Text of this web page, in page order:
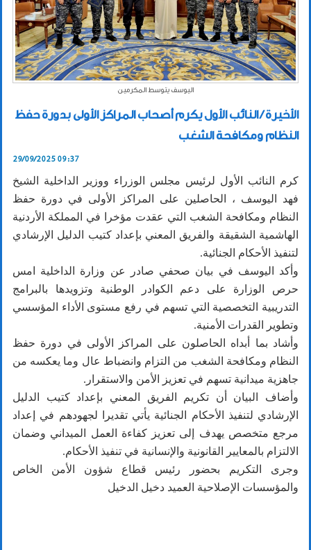
اليوسف يتوسط المكرمين
الأخيرة / النائب الأول يكرم أصحاب المراكز الأولى بدورة حفظ
النظام ومكافحة الشغب
29/09/2025 09:37
كرم النائب الأول لرئيس مجلس الوزراء ووزير الداخلية الشيخ
فهد اليوسف ، الحاصلين على المراكز الأولى في دورة حفظ
النظام ومكافحة الشغب التي عقدت مؤخرا في المملكة الأردنية
الهاشمية الشقيقة والفريق المعني بإعداد كتيب الدليل الإرشادي
لتنفيذ الأحكام الجنائية.
وأكد اليوسف في بيان صحفي صادر عن وزارة الداخلية امس
حرص الوزارة على دعم الكوادر الوطنية وتزويدها بالبرامج
التدريبية التخصصية التي تسهم في رفع مستوى الأداء المؤسسي
وتطوير القدرات الأمنية.
وأشاد بما أبداه الحاصلون على المراكز الأولى في دورة حفظ
النظام ومكافحة الشغب من التزام وانضباط عال وما يعكسه من
جاهزية ميدانية تسهم في تعزيز الأمن والاستقرار.
وأضاف البيان أن تكريم الفريق المعني بإعداد كتيب الدليل
الإرشادي لتنفيذ الأحكام الجنائية يأتي تقديرا لجهودهم في إعداد
مرجع متخصص يهدف إلى تعزيز كفاءة العمل الميداني وضمان
الالتزام بالمعايير القانونية والإنسانية في تنفيذ الأحكام.
وجرى التكريم بحضور رئيس قطاع شؤون الأمن الخاص
والمؤسسات الإصلاحية العميد دخيل الدخيل